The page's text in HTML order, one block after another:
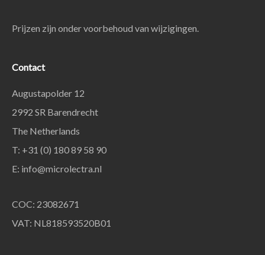
Prijzen zijn onder voorbehoud van wijzigingen.
Contact
Augustapolder 12
2992 SR Barendrecht
The Netherlands
T: +31 (0) 180 89 58 90
E: info@microlectra.nl
COC: 23082671
VAT: NL818593520B01